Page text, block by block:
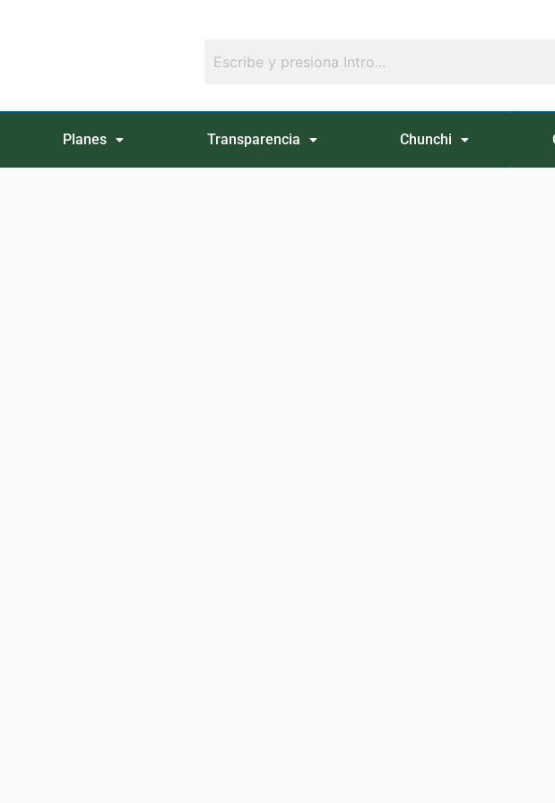
Planes Transparencia Chunchi